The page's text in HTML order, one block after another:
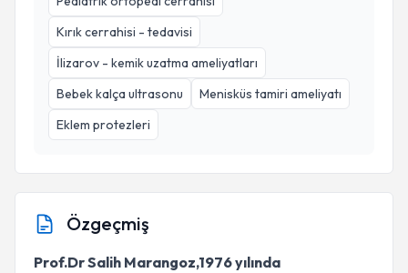
Kırık cerrahisi - tedavisi
İlizarov - kemik uzatma ameliyatları
Bebek kalça ultrasonu
Menisküs tamiri ameliyatı
Eklem protezleri
Özgeçmiş
Prof.Dr Salih Marangoz,1976 yılında